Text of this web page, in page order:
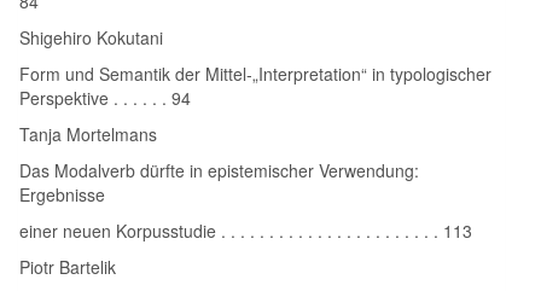
Shigehiro Kokutani
Form und Semantik der Mittel‑„Interpretation“ in typologischer
Perspektive . . . . . . 94
Tanja Mortelmans
Das Modalverb dürfte in epistemischer Verwendung:
Ergebnisse
einer neuen Korpusstudie . . . . . . . . . . . . . . . . . . . . . . . 113
Piotr Bartelik